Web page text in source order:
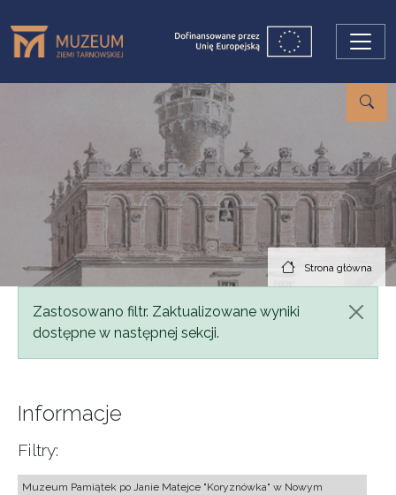
Strona główna
Komunikat
Zastosowano filtr. Zaktualizowane wyniki
dostępne w następnej sekcji.
Informacje
Filtry:
Muzeum Pamiątek po Janie Matejce "Koryznówka" w Nowym